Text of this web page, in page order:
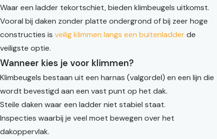
Waar een ladder tekortschiet, bieden klimbeugels uitkomst.
Vooral bij daken zonder platte ondergrond of bij zeer hoge
constructies is veilig klimmen langs een buitenladderde
veiligste optie.
Wanneer kies je voor klimmen?
Klimbeugels bestaan uit een harnas (valgordel) en een lijn die
wordt bevestigd aan een vast punt op het dak.
Steile daken waar een ladder niet stabiel staat.
Inspecties waarbij je veel moet bewegen over het
dakoppervlak.